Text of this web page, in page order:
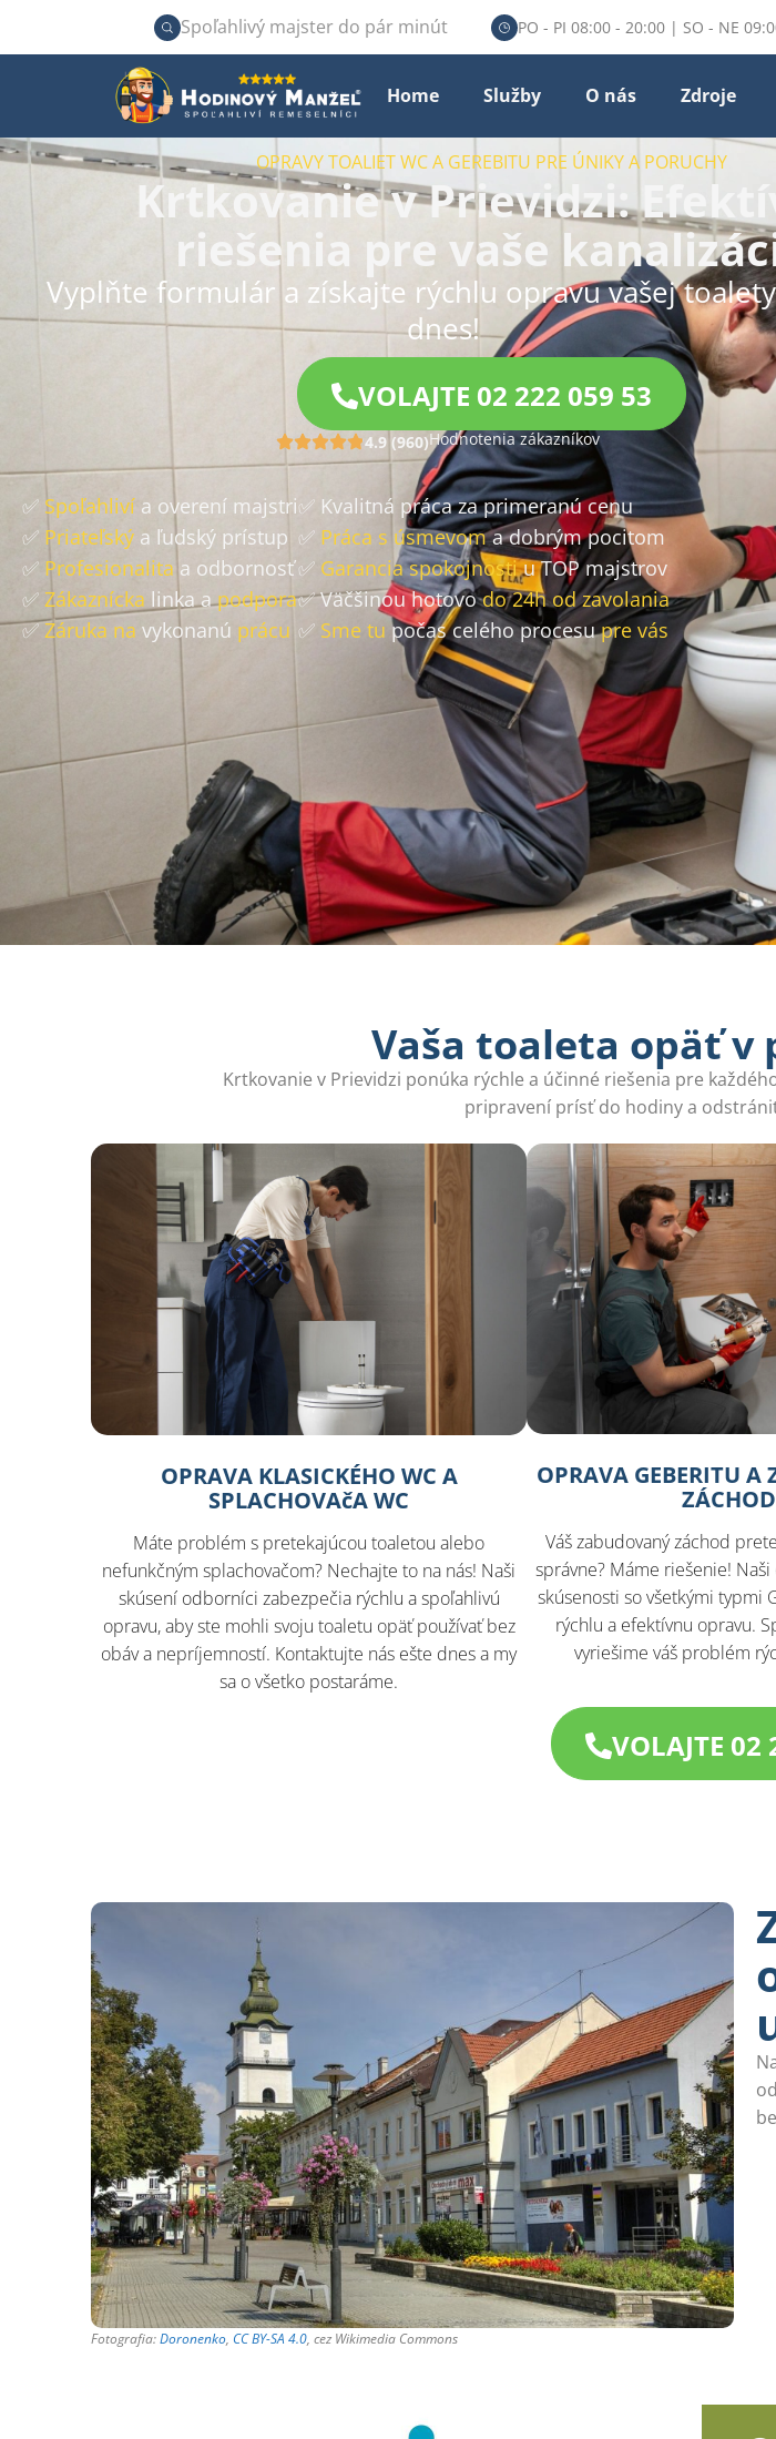
Spoľahlivý majster do pár minút PO - PI 08:00 - 20:00 | SO - NE
Home Služby O nás Zdroje
OPRAVY TOALIET WC A GEREBITU PRE ÚNIKY A PORUCHY
Krtkovanie v Prievidzi:
riešenia pre vaše
Vyplňte formulár a získajte rýchlu opravu vašej
dnes!
VOLAJTE 02 222 059 53
4.9 (960)Hodnotenia zákazníkov
✅ Spoľahliví a overení majstri
✅ Priateľský a ľudský prístup
✅ Profesionalita a odbornosť
✅ Zákaznícka linka apodpora
✅Záruka na vykonanú prácu
✅ Kvalitná práca za primeranú cenu
✅ Práca s úsmevoma dobrým pocitom
✅ Garancia spokojnostiu TOP majstrov
✅ Väčšinou hotovodo 24h od zavolania
✅ Sme tu počas celého procesupre vás
Vaša toaleta opäť
Krtkovanie v Prievidzi ponúka rýchle a účinné riešenia pre
pripravení prísť do hodiny a
OPRAVA KLASICKÉHO WC A
SPLACHOVAčA WC
Máte problém s pretekajúcou toaletou alebo
nefunkčným splachovačom? Nechajte to na nás! Naši
skúsení odborníci zabezpečia rýchlu a spoľahlivú
opravu, aby ste mohli svoju toaletu opäť používať bez
obáv a nepríjemností. Kontaktujte nás ešte dnes a my
sa o všetko postaráme.
OPRAVA GEBERITU A
Váš zabudovaný záchod
správne? Máme riešenie!
skúsenosti so všetkými typmi
rýchlu a efektívnu opravu.
vyriešime váš problém
VOLAJTE 02
Fotografia:Doronenko, CC BY-SA 4.0, cez Wikimedia Commons